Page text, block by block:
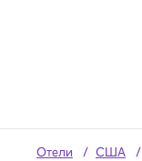
Отели / США /